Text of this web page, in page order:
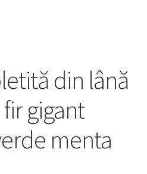
din lână
gigant
menta